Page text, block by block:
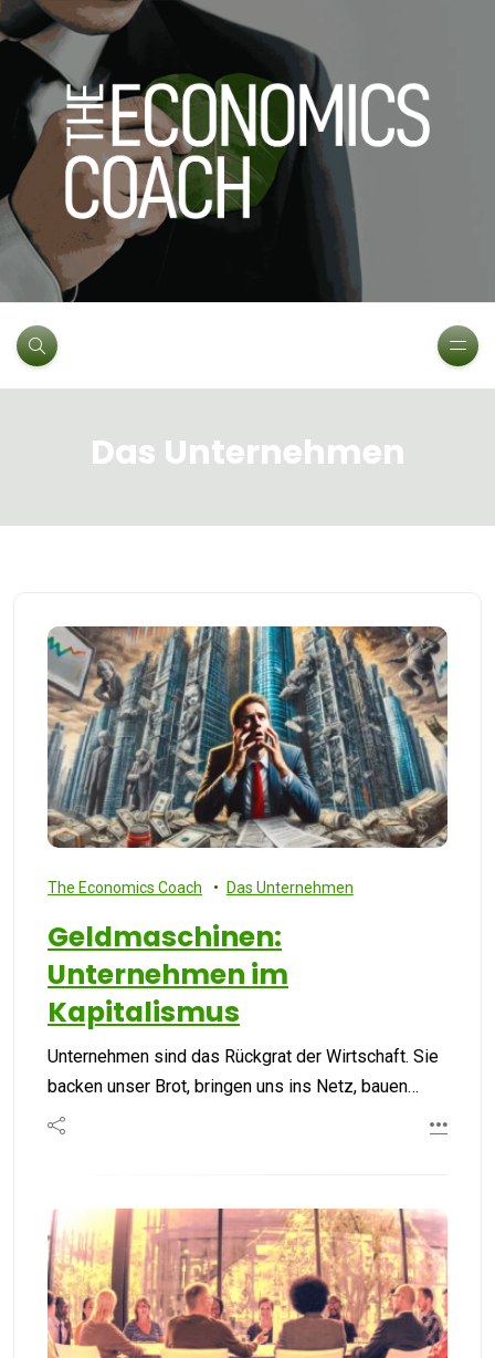
Das Unternehmen
The Economics Coach Das Unternehmen
Geldmaschinen:
Unternehmen im
Kapitalismus
Unternehmen sind das Rückgrat der Wirtschaft. Sie
backen unser Brot, bringen uns ins Netz, bauen…